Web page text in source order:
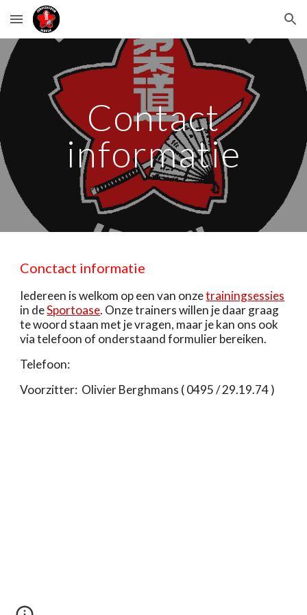
Skip to main content Skip to navigation
Contact
informatie
Conctact informatie
Iedereen is welkom op een van onzetrainingsessies
in deSportoase. Onze trainers willen je daar graag
te woord staan met je vragen, maar je kan ons ook
via telefoon of onderstaand formulier bereiken.
Telefoon:
Voorzitter: Olivier Berghmans ( 0495 / 29.19.74 )